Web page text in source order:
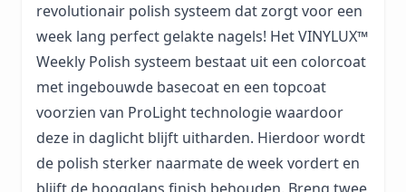
revolutionair polish systeem dat zorgt voor een
week lang perfect gelakte nagels! Het VINYLUX™
Weekly Polish systeem bestaat uit een colorcoat
met ingebouwde basecoat en een topcoat
voorzien van ProLight technologie waardoor
deze in daglicht blijft uitharden. Hierdoor wordt
de polish sterker naarmate de week vordert en